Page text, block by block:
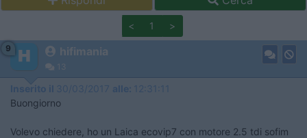
< 1 >
9 hifimania
13
Inserito il 30/03/2017 alle: 12:31:11
Buongiorno
Volevo chiedere, ho un Laica ecovip7 con motore 2.5 tdi sofim